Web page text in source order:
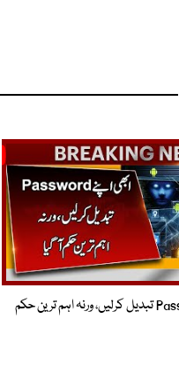
ابھی اپنے Password تبدیل کرلیں، ورنہ اہم ترین حکم